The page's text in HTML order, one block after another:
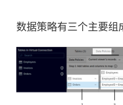
数据策略有三个主要组